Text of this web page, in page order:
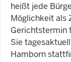
heißt jede
Möglichkeit als
Gerichtstermin
Sie
Hamborn